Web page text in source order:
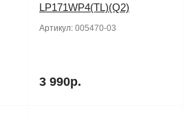
LP171WP4(TL)(Q2)
Артикул: 005470-03
3 990р.